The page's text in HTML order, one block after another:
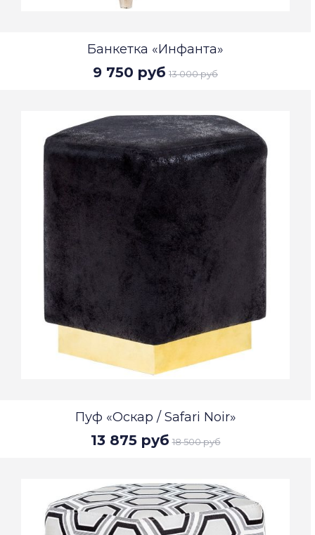
Банкетка «Инфанта»
9 750 руб 13 000 руб
Пуф «Оскар / Safari Noir»
13 875 руб 18 500 руб